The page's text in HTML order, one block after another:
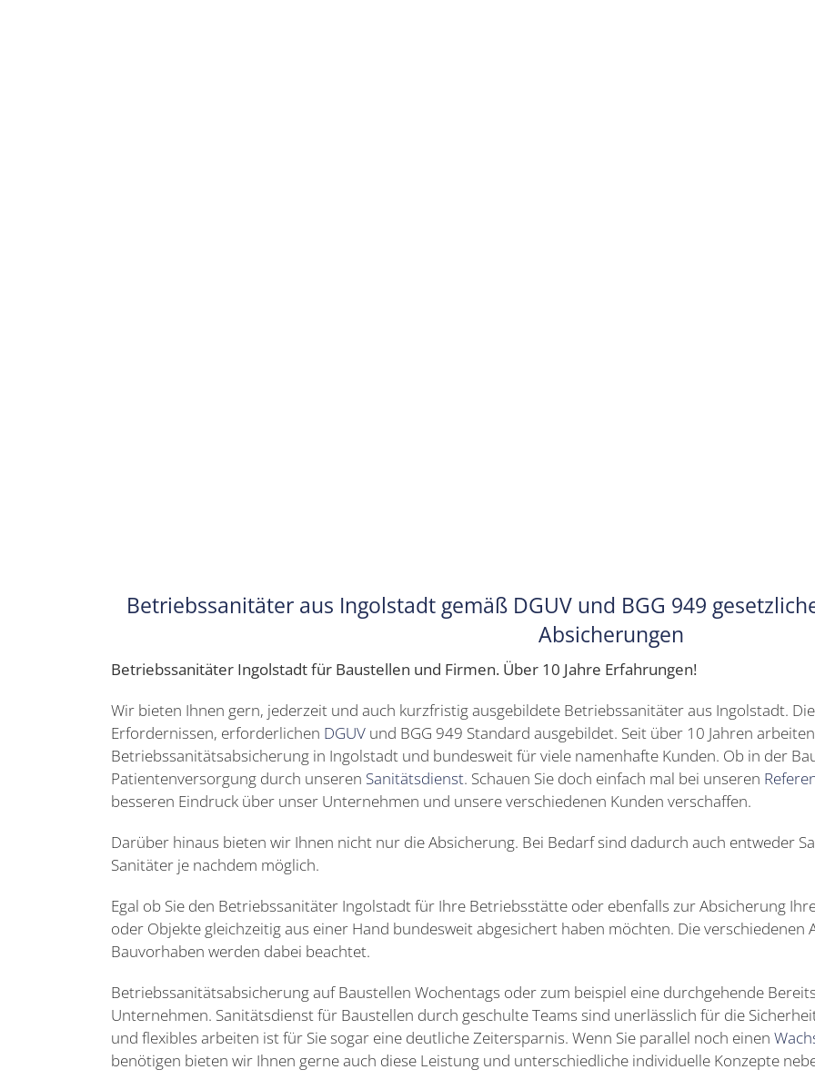
Betriebssanitäter aus Ingolstadt gemäß DGUV und BGG 949
Absicherungen
Betriebssanitäter Ingolstadt für Baustellen und Firmen. Über 10 Jahre Erfahrungen!
Wir bieten Ihnen gern, jederzeit und auch kurzfristig ausgebildete Betriebssanitäter aus Ingolstadt.
Erfordernissen, erforderlichen DGUV und BGG 949 Standard ausgebildet. Seit über 10 Jahren
Betriebssanitätsabsicherung in Ingolstadt und bundesweit für viele namenhafte Kunden. Ob in der
Patientenversorgung durch unseren Sanitätsdienst. Schauen Sie doch einfach mal bei unseren
besseren Eindruck über unser Unternehmen und unsere verschiedenen Kunden verschaffen.
Darüber hinaus bieten wir Ihnen nicht nur die Absicherung. Bei Bedarf sind dadurch auch entweder
Sanitäter je nachdem möglich.
Egal ob Sie den Betriebssanitäter Ingolstadt für Ihre Betriebsstätte oder ebenfalls zur Absicherung
oder Objekte gleichzeitig aus einer Hand bundesweit abgesichert haben möchten. Die
Bauvorhaben werden dabei beachtet.
Betriebssanitätsabsicherung auf Baustellen Wochentags oder zum beispiel eine durchgehende
Unternehmen. Sanitätsdienst für Baustellen durch geschulte Teams sind unerlässlich für die
und flexibles arbeiten ist für Sie sogar eine deutliche Zeitersparnis. Wenn Sie parallel noch einen
benötigen bieten wir Ihnen gerne auch diese Leistung und unterschiedliche individuelle Konzepte